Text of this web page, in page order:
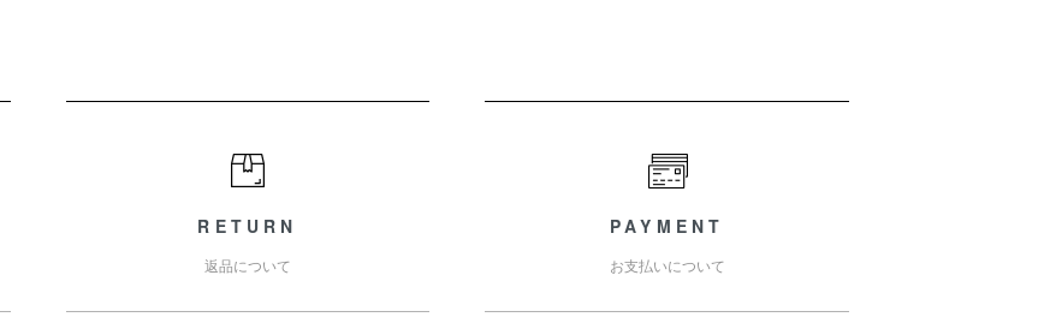
RETURN
返品について
PAYMENT
お支払いについて